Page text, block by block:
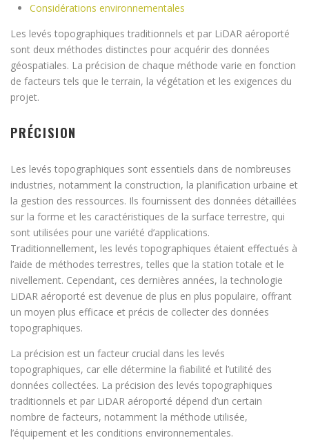
Considérations environnementales
Les levés topographiques traditionnels et par LiDAR aéroporté
sont deux méthodes distinctes pour acquérir des données
géospatiales. La précision de chaque méthode varie en fonction
de facteurs tels que le terrain, la végétation et les exigences du
projet.
PRÉCISION
Les levés topographiques sont essentiels dans de nombreuses
industries, notamment la construction, la planification urbaine et
la gestion des ressources. Ils fournissent des données détaillées
sur la forme et les caractéristiques de la surface terrestre, qui
sont utilisées pour une variété d’applications.
Traditionnellement, les levés topographiques étaient effectués à
l’aide de méthodes terrestres, telles que la station totale et le
nivellement. Cependant, ces dernières années, la technologie
LiDAR aéroporté est devenue de plus en plus populaire, offrant
un moyen plus efficace et précis de collecter des données
topographiques.
La précision est un facteur crucial dans les levés
topographiques, car elle détermine la fiabilité et l’utilité des
données collectées. La précision des levés topographiques
traditionnels et par LiDAR aéroporté dépend d’un certain
nombre de facteurs, notamment la méthode utilisée,
l’équipement et les conditions environnementales.